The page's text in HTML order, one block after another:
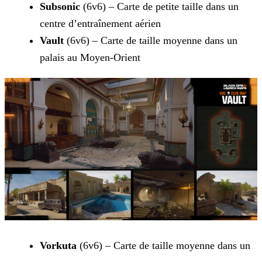
Subsonic (6v6) – Carte de petite taille dans un
centre d’entraînement aérien
Vault (6v6) – Carte de taille moyenne dans un
palais au Moyen-Orient
Vorkuta (6v6) – Carte de taille moyenne dans un